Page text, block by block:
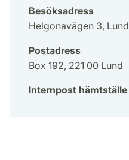
Besöksadress
Helgonavägen 3, Lund
Postadress
Box 192, 221 00 Lund
Internpost hämtställe